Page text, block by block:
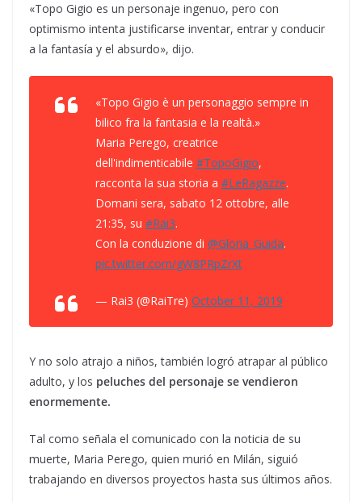
«Topo Gigio es un personaje ingenuo, pero con
optimismo intenta justificarse inventar, entrar y conducir
a la fantasía y el absurdo», dijo.
«Topo Gigio è un personaggio sempre in
bilico fra la fantasia e la realtà.»
Maria Perego, creatrice
dell'indimenticabile #TopoGigio,
racconta la sua storia a #LeRagazze.
Domani sera, sabato 12 ottobre, alle
21:35, su #Rai3.
Con la conduzione di @Gloria_Guida.
pic.twitter.com/gW8PRpZrXt
— Rai3 (@RaiTre) October 11, 2019
Y no solo atrajo a niños, también logró atrapar al público
adulto, y los peluches del personaje se vendieron
enormemente.
Tal como señala el comunicado con la noticia de su
muerte, Maria Perego, quien murió en Milán, siguió
trabajando en diversos proyectos hasta sus últimos años.